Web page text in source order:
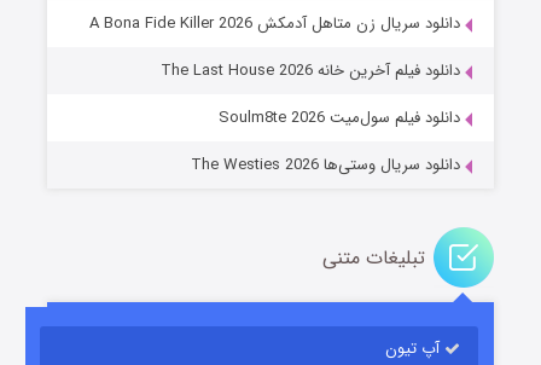
قسمت۲ (زیرنویس) منتشر شد
مردگان متحرک: شهر مرده ۳
دانلود سریال زن متاهل آدمکش A Bona Fide Killer 2026
دانلود فیلم آخرین خانه The Last House 2026
دانلود فیلم سول‌میت Soulm8te 2026
دانلود سریال وستی‌ها The Westies 2026
تبلیغات متنی
آپ تیون